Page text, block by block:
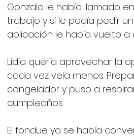
Gonzalo le había llamado
trabajo y si le podía pedir
aplicación le había vuelto a
Lidia quería aprovechar la
cada vez veía menos.
congelador y puso a
cumpleaños.
El fondue ya se había